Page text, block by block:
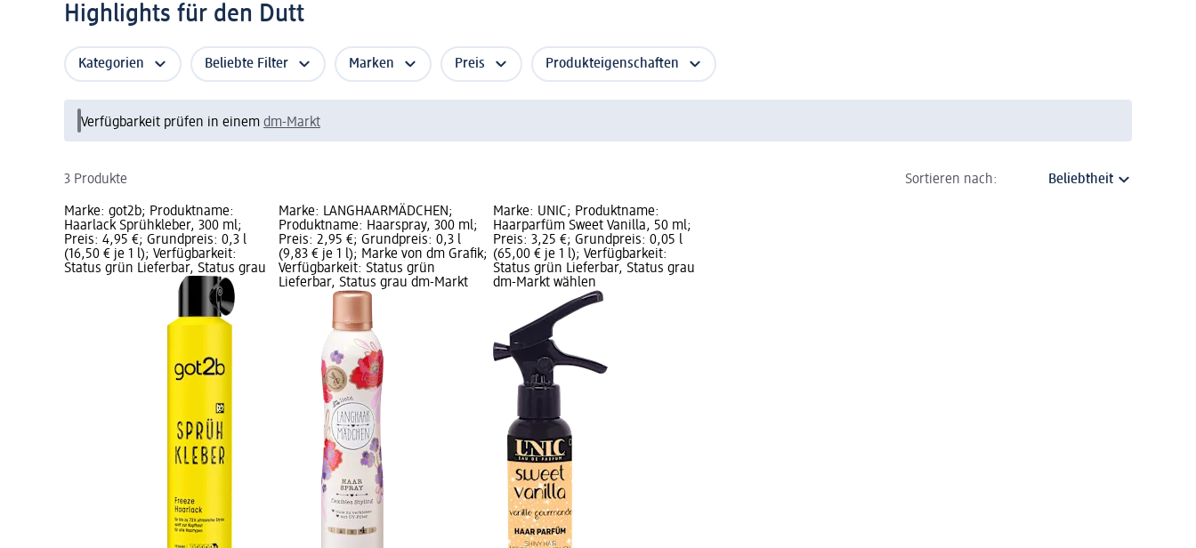
Highlights für den Dutt
Kategorien Beliebte Filter Marken Preis Produkteigenschaften
Verfügbarkeit prüfen in einem dm-Markt
3 Produkte Sortieren nach:
Marke: got2b; Produktname:
Haarlack Sprühkleber, 300 ml;
Preis: 4,95 €; Grundpreis: 0,3 l
(16,50 € je 1 l); Verfügbarkeit:
Status grün Lieferbar, Status grau
Marke: LANGHAARMÄDCHEN;
Produktname: Haarspray, 300 ml;
Preis: 2,95 €; Grundpreis: 0,3 l
(9,83 € je 1 l); Marke von dm Grafik;
Verfügbarkeit: Status grün
Lieferbar, Status grau dm-Markt
Marke: UNIC; Produktname:
Haarparfüm Sweet Vanilla, 50 ml;
Preis: 3,25 €; Grundpreis: 0,05 l
(65,00 € je 1 l); Verfügbarkeit:
Status grün Lieferbar, Status grau
dm-Markt wählen